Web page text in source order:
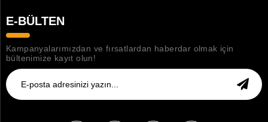
E-BÜLTEN
Kampanyalarımızdan ve fırsatlardan haberdar olmak için
bültenimize kayıt olun!